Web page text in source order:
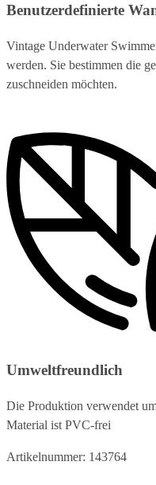
Benutzerdefinierte
Vintage Underwater
werden. Sie bestimmen die
zuschneiden möchten.
Umweltfreundlich
Die Produktion verwendet
Material ist PVC-frei
Artikelnummer: 143764